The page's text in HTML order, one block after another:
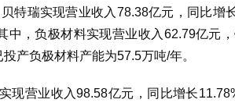
特瑞实现营业收入78.38亿元，同比增
中，负极材料实现营业收入62.79亿元
产负极材料产能为57.5万吨/年。
现营业收入98.58亿元，同比增长